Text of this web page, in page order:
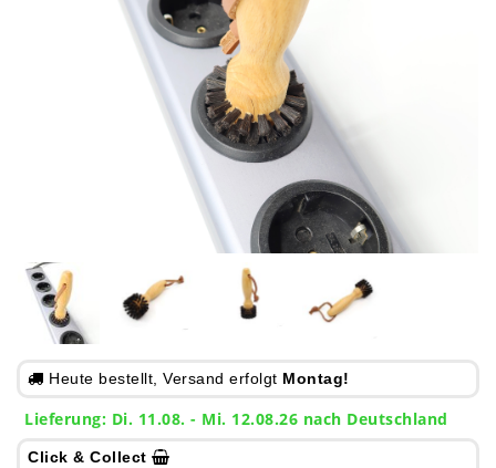
Heute bestellt, Versand erfolgt Montag!
Lieferung: Di. 11.08. - Mi. 12.08.26 nach Deutschland
Click & Collect